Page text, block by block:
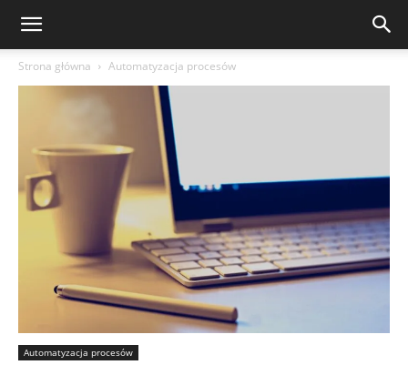
Strona główna Automatyzacja procesów
Automatyzacja procesów